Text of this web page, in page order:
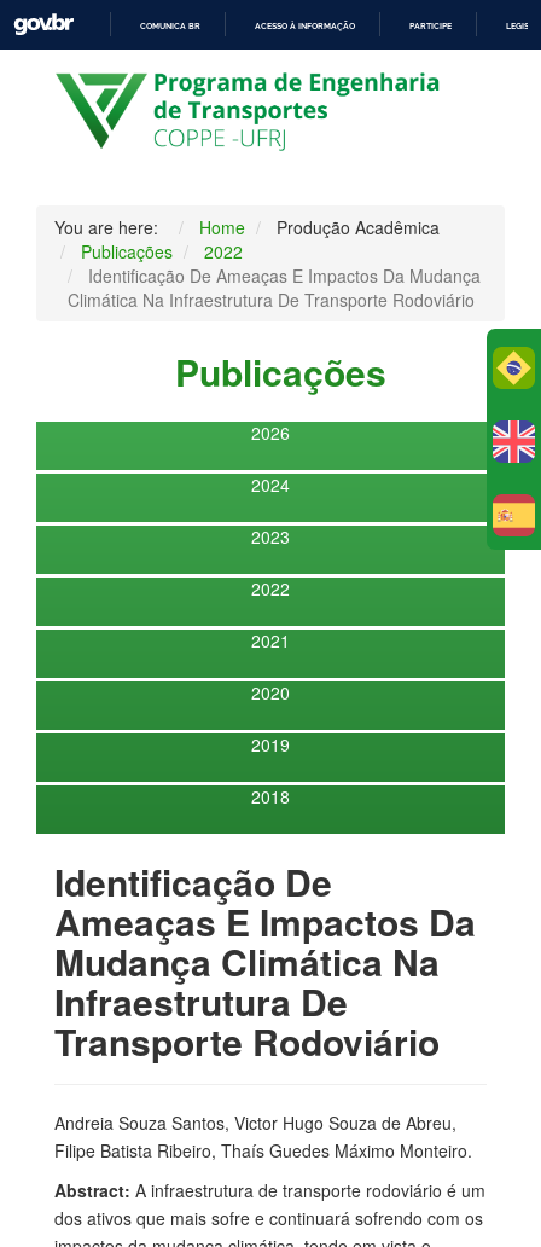
PARA
O
CONTEÚDO
COMUNICA BR ACESSO À INFORMAÇÃO PARTICIPE
You are here: Home
Produção Acadêmica
Publicações
2022
Identificação De Ameaças E Impactos Da Mudança
Climática Na Infraestrutura De Transporte Rodoviário
Publicações
2026
2024
2023
2022
2021
2020
2019
2018
Identificação De
Ameaças E Impactos Da
Mudança Climática Na
Infraestrutura De
Transporte Rodoviário
Andreia Souza Santos, Victor Hugo Souza de Abreu,
Filipe Batista Ribeiro, Thaís Guedes Máximo Monteiro.
Abstract: A infraestrutura de transporte rodoviário é um
dos ativos que mais sofre e continuará sofrendo com os